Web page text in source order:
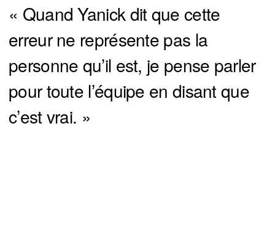
« Quand Yanick dit que cette
erreur ne représente pas la
personne qu’il est, je pense parler
pour toute l’équipe en disant que
c’est vrai. »